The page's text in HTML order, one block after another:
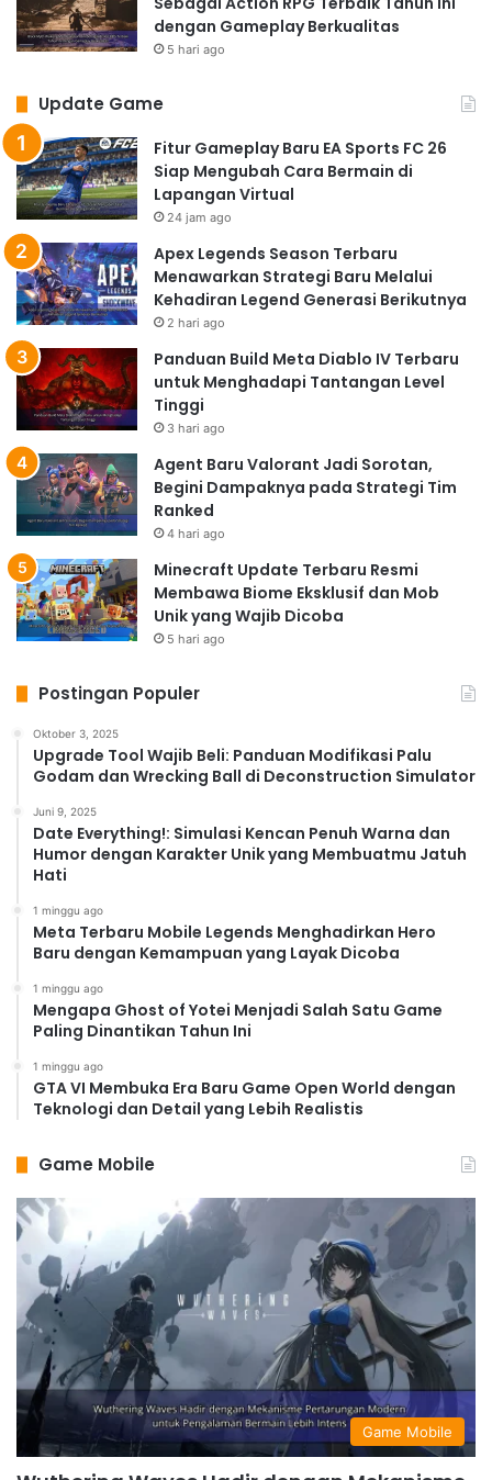
dengan Gameplay Berkualitas
5 hari ago
Update Game
Fitur Gameplay Baru EA Sports FC 26
Siap Mengubah Cara Bermain di
Lapangan Virtual
24 jam ago
Apex Legends Season Terbaru
Menawarkan Strategi Baru Melalui
Kehadiran Legend Generasi Berikutnya
2 hari ago
Panduan Build Meta Diablo IV Terbaru
untuk Menghadapi Tantangan Level
Tinggi
3 hari ago
Agent Baru Valorant Jadi Sorotan,
Begini Dampaknya pada Strategi Tim
Ranked
4 hari ago
Minecraft Update Terbaru Resmi
Membawa Biome Eksklusif dan Mob
Unik yang Wajib Dicoba
5 hari ago
Postingan Populer
Oktober 3, 2025
Upgrade Tool Wajib Beli: Panduan Modifikasi Palu
Godam dan Wrecking Ball di Deconstruction Simulator
Juni 9, 2025
Date Everything!: Simulasi Kencan Penuh Warna dan
Humor dengan Karakter Unik yang Membuatmu Jatuh
Hati
1 minggu ago
Meta Terbaru Mobile Legends Menghadirkan Hero
Baru dengan Kemampuan yang Layak Dicoba
1 minggu ago
Mengapa Ghost of Yotei Menjadi Salah Satu Game
Paling Dinantikan Tahun Ini
1 minggu ago
GTA VI Membuka Era Baru Game Open World dengan
Teknologi dan Detail yang Lebih Realistis
Game Mobile
Game Mobile